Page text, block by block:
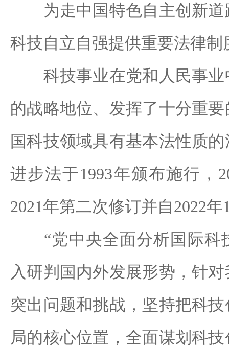
为走中国特色自主创新道
科技自立自强提供重要法律制
科技事业在党和人民事业
的战略地位、发挥了十分重
国科技领域具有基本法性质
进步法于1993年颁布施行，
2021年第二次修订并自2022
“党中央全面分析国际科
入研判国内外发展形势，针
突出问题和挑战，坚持把科
局的核心位置，全面谋划科